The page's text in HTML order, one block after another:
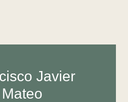
Javier
Mateo